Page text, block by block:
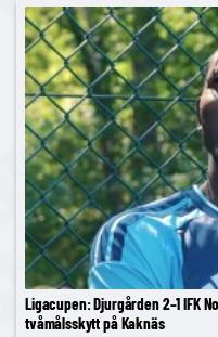
Ligacupen: Djurgården 2–1 IFK
tvåmålsskytt på Kaknäs